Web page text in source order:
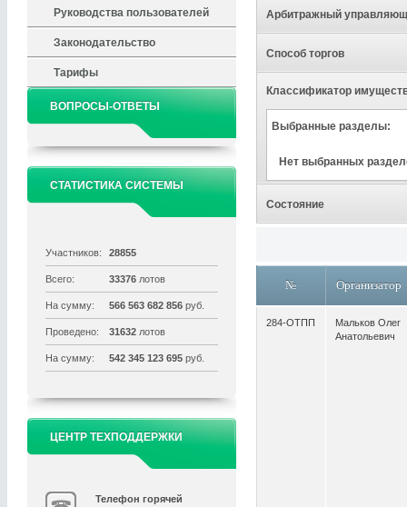
Руководства пользователей
Законодательство
Тарифы
ВОПРОСЫ-ОТВЕТЫ
СТАТИСТИКА СИСТЕМЫ
Участников: 28855
Всего: 33376 лотов
На сумму: 566 563 682 856 руб.
Проведено: 31632 лотов
На сумму: 542 345 123 695 руб.
ЦЕНТР ТЕХПОДДЕРЖКИ
Телефон горячей
Арбитражный
Способ торгов
Классификатор
Выбранные разделы:
Нет выбранных
Состояние
№ Организатор
284-ОТПП
Мальков Олег
Анатольевич